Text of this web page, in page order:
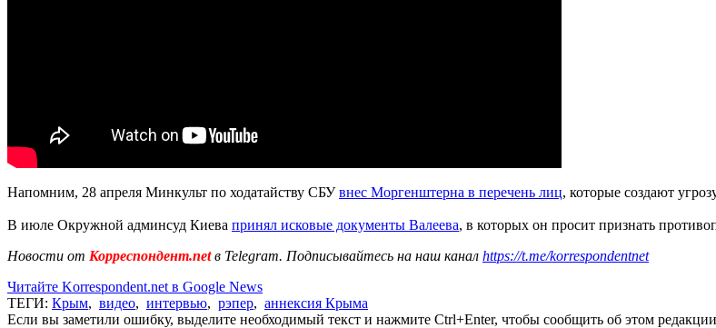
Напомним, 28 апреля Минкульт по ходатайству СБУвнес Моргенштерна в перечень лиц, которые создают
В июле Окружной админсуд Киева принял исковые документы Валеева, в которых он просит признать
Новости от Корреспондент.netв Telegram. Подписывайтесь на наш канал https://t.me/korrespondentnet
Читайте Korrespondent.net в Google News
ТЕГИ: Крым, видео, интервью, рэпер, аннексия Крыма
Если вы заметили ошибку, выделите необходимый текст и нажмите Ctrl+Enter, чтобы сообщить об этом